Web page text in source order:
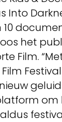
Into
het
Film.
om